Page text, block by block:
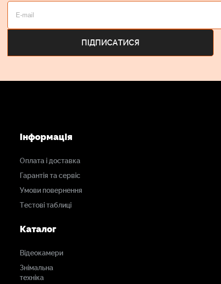
Максимальний
вихідна
Метод
Активне охлаждення
Інформація
Оплата і доставка
Гарантія та сервіс
Умови повернення
Тестові таблиці
Каталог
Відеокамери
Знімальна
техніка